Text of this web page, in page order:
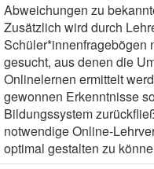
Abweichungen zu
Zusätzlich wird durch
Schüler*innenfragebögen
gesucht, aus denen die
Onlinelernen ermittelt
gewonnen Erkenntnisse
Bildungssystem
notwendige Online-
optimal gestalten zu